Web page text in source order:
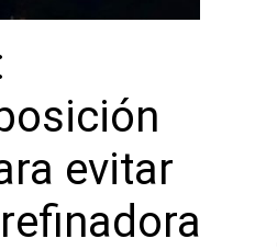
evitar